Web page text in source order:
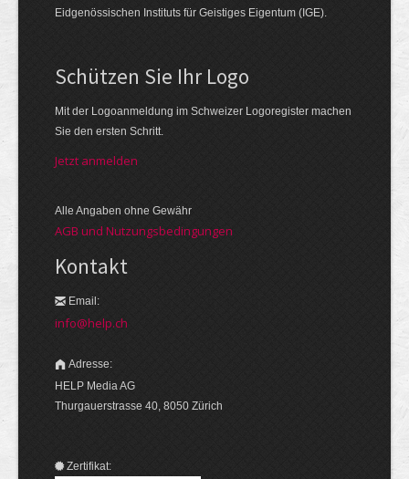
Eidgenössischen Instituts für Geistiges Eigentum (IGE).
Schützen Sie Ihr Logo
Mit der Logo­an­meldung im Schweizer Logo­register machen
Sie den ersten Schritt.
Jetzt anmelden
Alle Angaben ohne Gewähr
AGB und Nutzungsbedingungen
Kontakt
Email:
info@help.ch
Adresse:
HELP Media AG
Thurgauerstrasse 40, 8050 Zürich
Zertifikat: